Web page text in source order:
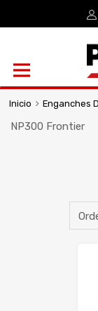
Inicio Enganches
NP300 Frontier